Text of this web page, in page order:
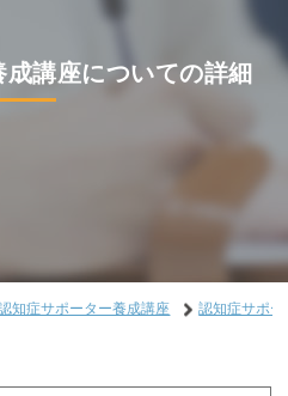
講座についての詳細
知症サポーター養成講座 認知症サポ